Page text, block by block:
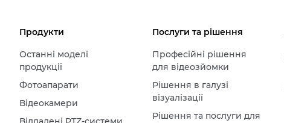
Продукти
Останні моделі
продукції
Фотоапарати
Відеокамери
Послуги та рішення
Професійні рішення
для відеозйомки
Рішення в галузі
візуалізації
Рішення та послуги для